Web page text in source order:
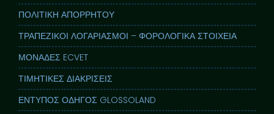
ΠΟΛΙΤΙΚΗ ΑΠΟΡΡΗΤΟΥ
ΤΡΑΠΕΖΙΚΟΙ ΛΟΓΑΡΙΑΣΜΟΙ – ΦΟΡΟΛΟΓΙΚΑ ΣΤΟΙΧΕΙΑ
ΜΟΝΑΔΕΣ ECVET
ΤΙΜΗΤΙΚΕΣ ΔΙΑΚΡΙΣΕΙΣ
ΕΝΤΥΠΟΣ ΟΔΗΓΟΣ GLOSSOLAND